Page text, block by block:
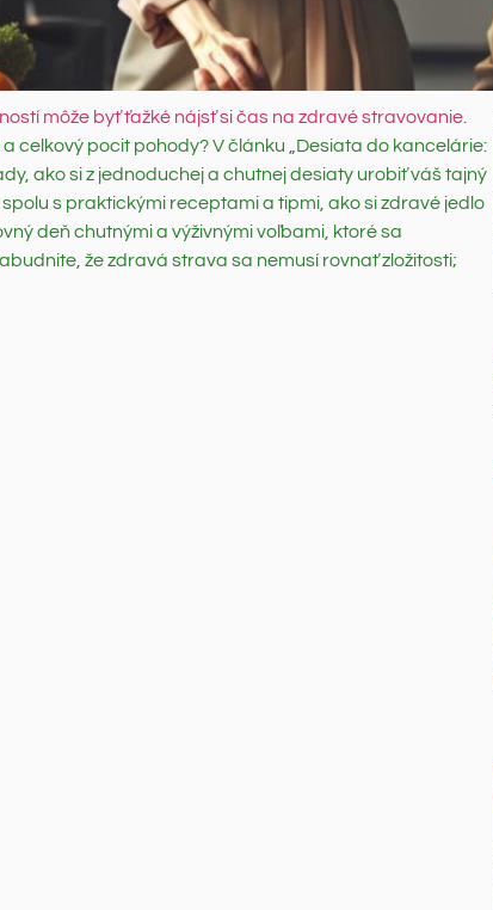
môže byť ťažké nájsť si čas na zdravé stravovanie
celkový pocit pohody? V článku „Desiata do kancelárie:
ako si z jednoduchej a chutnej desiaty urobiť váš tajný
s praktickými receptami a tipmi, ako si zdravé jedlo
deň chutnými a výživnými voľbami, ktoré sa
že zdravá strava sa nemusí rovnať zložitosti;